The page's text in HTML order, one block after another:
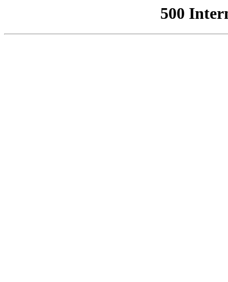
500